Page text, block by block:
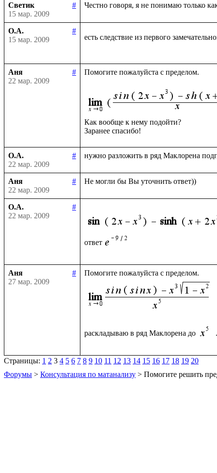
Светик
#
15 мар. 2009
О.А.
#
15 мар. 2009
есть следствие из первого
Аня
#
22 мар. 2009
Помогите пожалуйста с пределом.
Как вообще к нему подойти?
О.А.
#
22 мар. 2009
Аня
#
22 мар. 2009
О.А.
#
22 мар. 2009
ответ
Аня
#
27 мар. 2009
раскладываю в ряд Маклорена до
Страницы: 1 2 3 4 5 6 7 8 9 10 11 12 13 14 15 16 17 18 19 20
Форумы > Консультация по матанализу > Помогите решить